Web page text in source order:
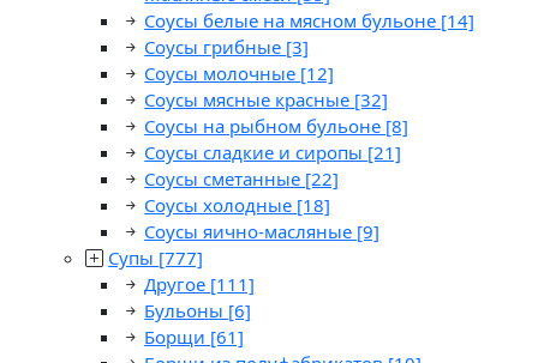
Соусы белые на мясном бульоне [14]
Соусы грибные [3]
Соусы молочные [12]
Соусы мясные красные [32]
Соусы на рыбном бульоне [8]
Соусы сладкие и сиропы [21]
Соусы сметанные [22]
Соусы холодные [18]
Соусы яично-масляные [9]
Супы [777]
Другое [111]
Бульоны [6]
Борщи [61]